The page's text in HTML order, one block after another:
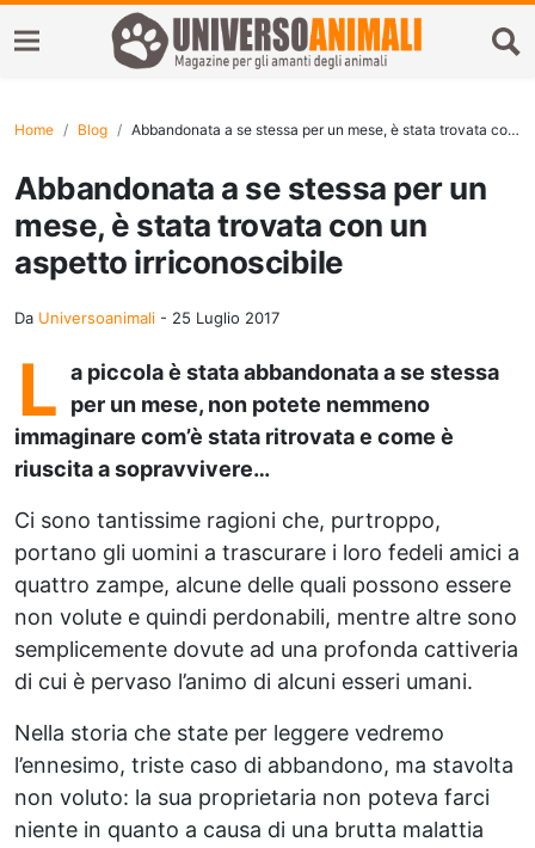
Home Blog Abbandonata a se stessa per un mese, è stata trovata con un aspetto irriconoscibile
Abbandonata a se stessa per un
mese, è stata trovata con un
aspetto irriconoscibile
Da Universoanimali - 25 Luglio 2017
L a piccola è stata abbandonata a se stessa
per un mese, non potete nemmeno
immaginare com’è stata ritrovata e come è
riuscita a sopravvivere…
Ci sono tantissime ragioni che, purtroppo,
portano gli uomini a trascurare i loro fedeli amici a
quattro zampe, alcune delle quali possono essere
non volute e quindi perdonabili, mentre altre sono
semplicemente dovute ad una profonda cattiveria
di cui è pervaso l’animo di alcuni esseri umani.
Nella storia che state per leggere vedremo
l’ennesimo, triste caso di abbandono, ma stavolta
non voluto: la sua proprietaria non poteva farci
niente in quanto a causa di una brutta malattia